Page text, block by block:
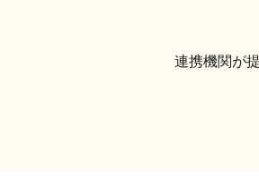
連携機関が